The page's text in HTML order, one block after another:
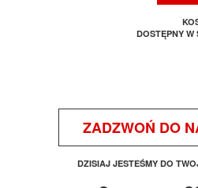
DOSTĘPNY W
ZADZWOŃ DO
DZISIAJ JESTEŚMY DO